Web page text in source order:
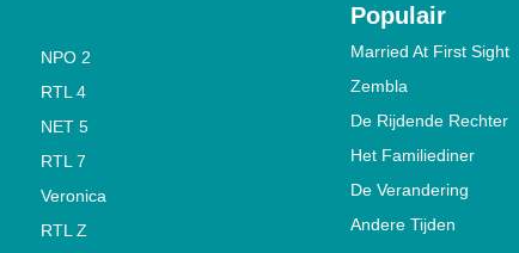
NPO 2
RTL 4
NET 5
RTL 7
Veronica
RTL Z
Populair
Married At First Sight
Zembla
De Rijdende Rechter
Het Familiediner
De Verandering
Andere Tijden